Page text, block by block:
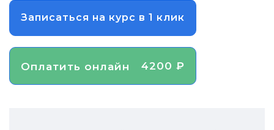
Записаться на курс в 1 клик
Оплатить онлайн 4200 ₽